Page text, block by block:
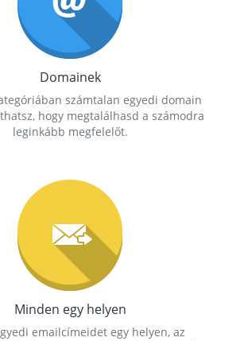
Domainek
számtalan egyedi domain
hogy megtalálhasd a számodra
leginkább megfelelőt.
Minden egy helyen
emailcímeidet egy helyen, az